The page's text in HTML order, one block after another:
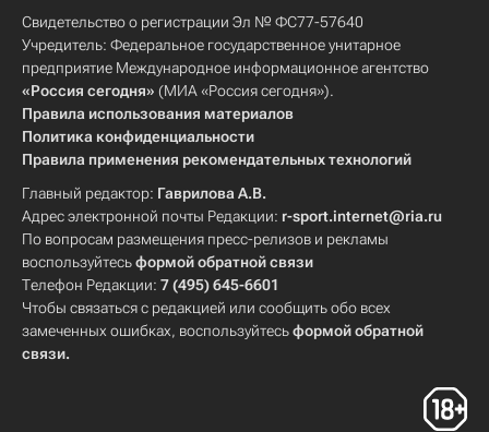
Свидетельство о регистрации Эл № ФС77-57640
Учредитель: Федеральное государственное унитарное
предприятие Международное информационное агентство
«Россия сегодня» (МИА «Россия сегодня»).
Правила использования материалов
Политика конфиденциальности
Правила применения рекомендательных технологий
Главный редактор: Гаврилова А.В.
Адрес электронной почты Редакции: r-sport.internet@ria.ru
По вопросам размещения пресс-релизов и рекламы
воспользуйтесьформой обратной связи
Телефон Редакции: 7 (495) 645-6601
Чтобы связаться с редакцией или сообщить обо всех
замеченных ошибках, воспользуйтесьформой обратной
связи.